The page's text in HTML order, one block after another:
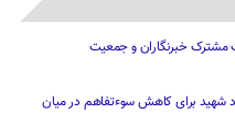
مشترک خبرنگاران و جمعیت
برای کاهش سوءتفاهم‌ در میان